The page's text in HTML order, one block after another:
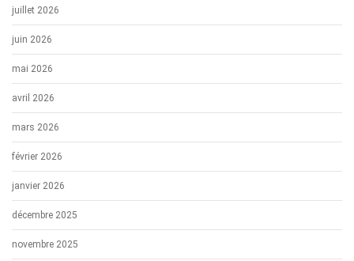
juillet 2026
juin 2026
mai 2026
avril 2026
mars 2026
février 2026
janvier 2026
décembre 2025
novembre 2025